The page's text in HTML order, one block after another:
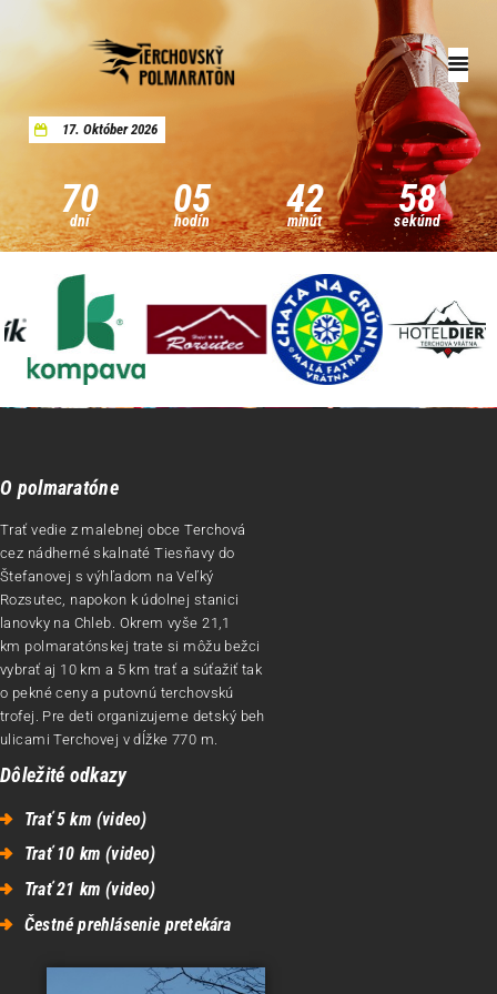
17. Október 2026
70
dní 05
hodín 42
minút 58
sekúnd
Úvod
Registrácia
Aktuality
Archív
Kontakty
O polmaratóne
Trať vedie z malebnej obce Terchová
cez nádherné skalnaté Tiesňavy do
Štefanovej s výhľadom na Veľký
Rozsutec, napokon k údolnej stanici
lanovky na Chleb. Okrem vyše 21,1
km polmaratónskej trate si môžu bežci
vybrať aj 10 km a 5 km trať a súťažiť tak
o pekné ceny a putovnú terchovskú
trofej. Pre deti organizujeme detský beh
ulicami Terchovej v dĺžke 770 m.
Dôležité odkazy
Trať 5 km (video)
Trať 10 km (video)
Trať 21 km (video)
Čestné prehlásenie pretekára